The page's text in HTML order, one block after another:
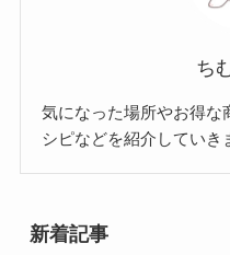
ち
気になった場所やお得な
シピなどを紹介していき
新着記事